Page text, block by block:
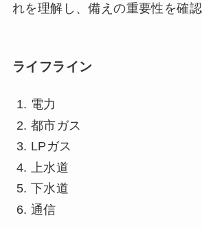
れを理解し、備えの重要性を確認
ライフライン
電力
都市ガス
LPガス
上水道
下水道
通信